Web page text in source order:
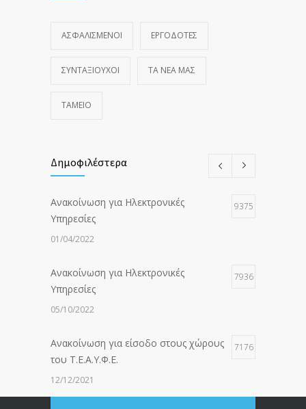
ΑΣΦΑΛΙΣΜΕΝΟΙ ΕΡΓΟΔΟΤΕΣ
ΣΥΝΤΑΞΙΟΥΧΟΙ ΤΑ ΝΈΑ ΜΑΣ
ΤΑΜΕΙΟ
Δημοφιλέστερα
Ανακοίνωση για Ηλεκτρονικές
Υπηρεσίες
9375
01/04/2022
Ανακοίνωση για Ηλεκτρονικές
Υπηρεσίες
7936
05/10/2022
Ανακοίνωση για είσοδο στους χώρους
του Τ.Ε.Α.Υ.Φ.Ε.
7176
12/12/2021